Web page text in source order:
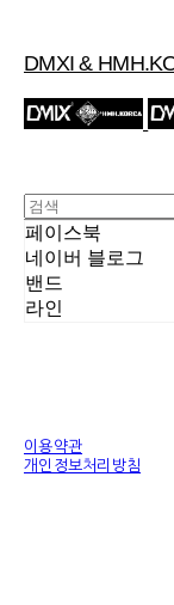
DMXI &
페이스북
네이버 블로그
밴드
라인
이용약관
개인정보처리방침